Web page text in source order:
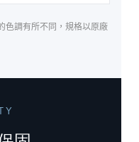
色調有所不同，規格以原廠